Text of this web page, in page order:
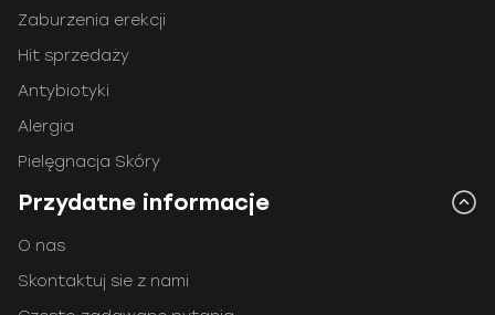
Zaburzenia erekcji
Hit sprzedaży
Antybiotyki
Alergia
Pielęgnacja Skóry
Przydatne informacje
O nas
Skontaktuj sie z nami